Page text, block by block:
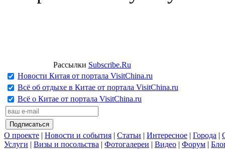
Рассылки Subscribe.Ru
Новости Китая от портала VisitChina.ru
Всё об отдыхе в Китае от портала VisitChina.ru
Всё о Китае от портала VisitChina.ru
О проекте | Новости и события | Статьи | Интересное | Города |
Услуги | Визы и посольства | Фотогалереи | Видео | Форум |